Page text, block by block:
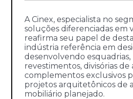
A Cinex, especialista no
soluções diferenciadas em
reafirma seu papel de
indústria referência em
desenvolvendo esquadrias,
revestimentos, divisórias de
complementos exclusivos
projetos arquitetônicos de
mobiliário planejado.